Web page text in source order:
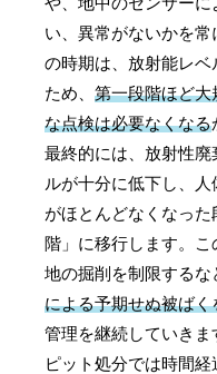
い、異常がないかを常
の時期は、放射能レベ
ため、第一段階ほど大
な点検は必要なくなる
最終的には、放射性
ルが十分に低下し、
がほとんどなくなっ
階」に移行します。
地の掘削を制限するな
による予期せぬ被ばく
管理を継続していきま
ピット処分では時間